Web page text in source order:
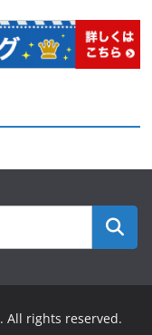
. All rights reserved.